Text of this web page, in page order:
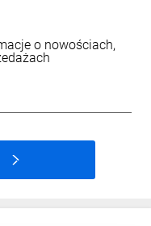
o nowościach,